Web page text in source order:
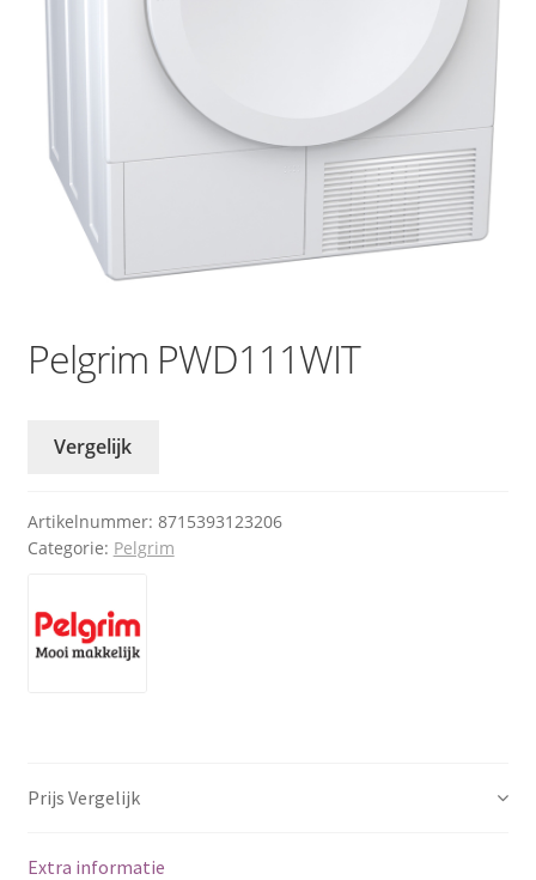
Pelgrim PWD111WIT
Vergelijk
Artikelnummer: 8715393123206
Categorie: Pelgrim
Prijs Vergelijk
Extra informatie